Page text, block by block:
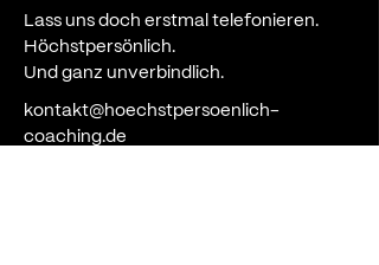
Lass uns doch erstmal telefonieren.
Höchstpersönlich.
Und ganz unverbindlich.
kontakt@hoechstpersoenlich-
coaching.de